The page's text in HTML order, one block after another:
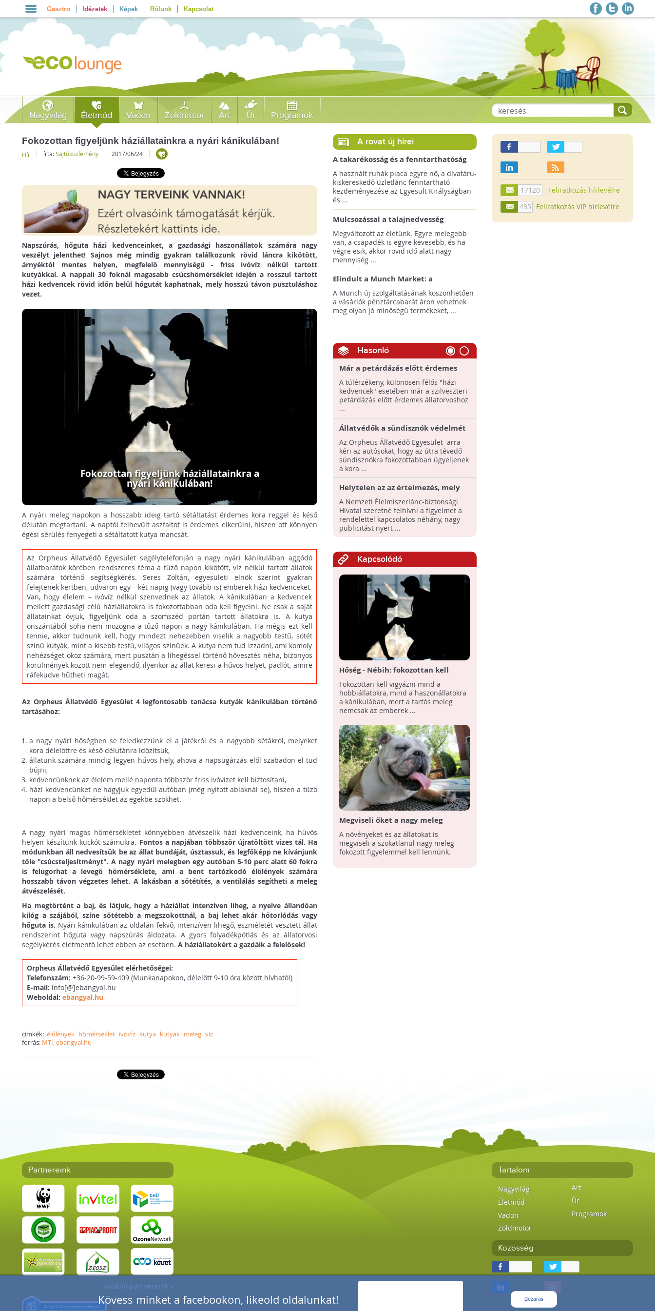
Kövess minket a facebookon, likeold oldalunkat! Bezárás
Gasztro Idézetek Képek Rólunk Kapcsolat
Nagyvilág Életmód Vadon Zöldmotor Art Űr Programok
Fokozottan figyeljünk háziállatainkra a nyári kánikulában!
Hír írta:Sajtóközlemény 2017/06/24
Napszúrás, hőguta házi kedvenceinket, a gazdasági haszonállatok számára nagy
veszélyt jelenthet! Sajnos még mindig gyakran találkozunk rövid láncra kikötött,
árnyéktól mentes helyen, megfelelő mennyiségű - friss ivóvíz nélkül tartott
kutyákkal. A nappali 30 foknál magasabb csúcshőmérséklet idején a rosszul tartott
házi kedvencek rövid időn belül hőgutát kaphatnak, mely hosszú távon pusztuláshoz
vezet.
Fokozottan figyeljünk háziállatainkra a
nyári kánikulában!
A nyári meleg napokon a hosszabb ideig tartó sétáltatást érdemes kora reggel és késő
délután megtartani. A naptól felhevült aszfaltot is érdemes elkerülni, hiszen ott könnyen
égési sérülés fenyegeti a sétáltatott kutya mancsát.
Az Orpheus Állatvédő Egyesület segélytelefonján a nagy nyári kánikulában aggódó
állatbarátok körében rendszeres téma a tűző napon kikötött, víz nélkül tartott állatok
számára történő segítségkérés. Seres Zoltán, egyesületi elnök szerint gyakran
felejtenek kertben, udvaron egy – két napig (vagy tovább is) emberek házi kedvenceket.
Van, hogy élelem – ivóvíz nélkül szenvednek az állatok. A kánikulában a kedvencek
mellett gazdasági célú háziállatokra is fokozottabban oda kell figyelni. Ne csak a saját
állatainkat óvjuk, figyeljünk oda a szomszéd portán tartott állatokra is. A kutya
önszántából soha nem mozogna a tűző napon a nagy kánikulában. Ha mégis ezt kell
tennie, akkor tudnunk kell, hogy mindezt nehezebben viselik a nagyobb testű, sötét
színű kutyák, mint a kisebb testű, világos színűek. A kutya nem tud izzadni, ami komoly
nehézséget okoz számára, mert pusztán a lihegéssel történő hővesztés néha, bizonyos
körülmények között nem elegendő, ilyenkor az állat keresi a hűvös helyet, padlót, amire
ráfeküdve hűtheti magát.
Az Orpheus Állatvédő Egyesület 4 legfontosabb tanácsa kutyák kánikulában történő
tartásához:
a nagy nyári hőségben se feledkezzünk el a játékról és a nagyobb sétákról, melyeket
kora délelőttre és késő délutánra időzítsük,
állatunk számára mindig legyen hűvös hely, ahova a napsugárzás elől szabadon el tud
bújni,
kedvencünknek az élelem mellé naponta többször friss ivóvizet kell biztosítani,
házi kedvencünket ne hagyjuk egyedül autóban (még nyitott ablaknál se), hiszen a tűző
napon a belső hőmérséklet az egekbe szökhet.
A nagy nyári magas hőmérsékletet könnyebben átvészelik házi kedvenceink, ha hűvös
helyen készítünk kuckót számukra. Fontos a napjában többször újratöltött vizes tál. Ha
módunkban áll nedvesítsük be az állat bundáját, úsztassuk, és legfőképp ne kívánjunk
tőle "csúcsteljesítményt". A nagy nyári melegben egy autóban 5-10 perc alatt 60 fokra
is felugorhat a levegő hőmérséklete, ami a bent tartózkodó élőlények számára
hosszabb távon végzetes lehet. A lakásban a sötétítés, a ventilálás segítheti a meleg
átvészelését.
Ha megtörtént a baj, és látjuk, hogy a háziállat intenzíven liheg, a nyelve állandóan
kilóg a szájából, színe sötétebb a megszokottnál, a baj lehet akár hőtorlódás vagy
hőguta is. Nyári kánikulában az oldalán fekvő, intenzíven lihegő, eszméletét vesztett állat
rendszerint hőguta vagy napszúrás áldozata. A gyors folyadékpótlás és az állatorvosi
segélykérés életmentő lehet ebben az esetben.A háziállatokért a gazdáik a felelősek!
Orpheus Állatvédő Egyesület elérhetőségei:
Telefonszám: +36-20-99-59-409 (Munkanapokon, délelőtt 9-10 óra között hívható!)
E-mail: info[@]ebangyal.hu
Weboldal: ebangyal.hu
címkék:élőlények hőmérséklet ivóvíz kutya kutyák meleg víz
forrás: MTI, ebangyal.hu
A rovat új hírei
A takarékosság és a fenntarthatóság
ösztönzésére a Zara 14 európai
országra terjeszti ki használtruha
szolgáltatását!
A használt ruhák piaca egyre nő, a divatáru-
kiskereskedő üzletlánc fenntartható
kezdeményezése az Egyesült Királyságban
és ...
Mulcsozással a talajnedvesség
megtartásáért
Megváltozott az életünk. Egyre melegebb
van, a csapadék is egyre kevesebb, és ha
végre esik, akkor rövid idő alatt nagy
mennyiség ...
Elindult a Munch Market: a
pazarláscsökkentő piactér
A Munch új szolgáltatásának köszönhetően
a vásárlók pénztárcabarát áron vehetnek
meg olyan jó minőségű termékeket, ...
Hasonló
Már a petárdázás előtt érdemes
nyugtatót kérni az állatoknak
A túlérzékeny, különösen félős "házi
kedvencek" esetében már a szilveszteri
petárdázás előtt érdemes állatorvoshoz
...
Állatvédők a sündisznók védelmét
kérik az autósoktól
Az Orpheus Állatvédő Egyesület arra
kéri az autósokat, hogy az útra tévedő
sündisznókra fokozottabban ügyeljenek
a kora ...
Helytelen az az értelmezés, mely
szerint a kutyákat mostantól
egyáltalán nem lehet láncon
tartani!
A Nemzeti Élelmiszerlánc-biztonsági
Hivatal szeretné felhívni a figyelmet a
rendelettel kapcsolatos néhány, nagy
publicitást nyert ...
Kapcsolódó
Hőség - Nébih: fokozottan kell
vigyázni az állatokra a kánikulában
Fokozottan kell vigyázni mind a
hobbiállatokra, mind a haszonállatokra
a kánikulában, mert a tartós meleg
nemcsak az emberek ...
Megviseli őket a nagy meleg
A növényeket és az állatokat is
megviseli a szokatlanul nagy meleg -
fokozott figyelemmel kell lennünk.
17120
Feliratkozás hírlevélre
435
Feliratkozás VIP hírlevélre
Partnereink
További partnereink »
Tartalom
Nagyvilág
Életmód
Vadon
Zöldmotor
Art
Űr
Programok
Közösség